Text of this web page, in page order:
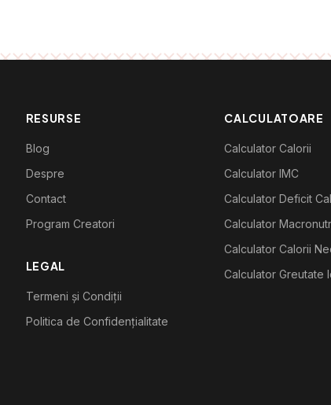
RESURSE
Blog
Despre
Contact
Program Creatori
LEGAL
Termeni și Condiții
Politica de Confidențialitate
CALCULATOARE
Calculator Calorii
Calculator IMC
Calculator Deficit
Calculator
Calculator Calorii
Calculator Greutate